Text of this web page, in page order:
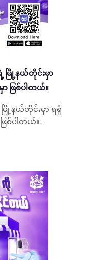
မြို့နယ်တိုင်းမှာ
ဖြစ်ပါတယ်။
ြို့နယ်တိုင်းမှာ ရရှိ
စ်ပါတယ်။...